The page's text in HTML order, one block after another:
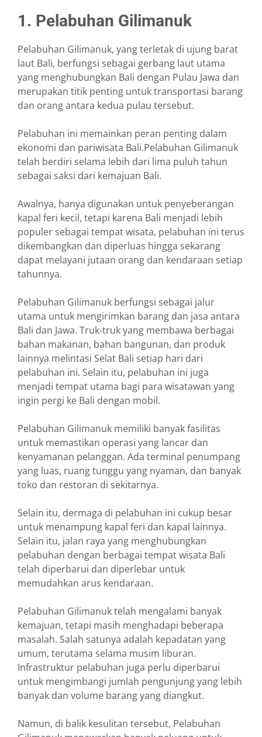
1. Pelabuhan Gilimanuk
Pelabuhan Gilimanuk, yang terletak di ujung barat
laut Bali, berfungsi sebagai gerbang laut utama
yang menghubungkan Bali dengan Pulau Jawa dan
merupakan titik penting untuk transportasi barang
dan orang antara kedua pulau tersebut.
Pelabuhan ini memainkan peran penting dalam
ekonomi dan pariwisata Bali.Pelabuhan Gilimanuk
telah berdiri selama lebih dari lima puluh tahun
sebagai saksi dari kemajuan Bali.
Awalnya, hanya digunakan untuk penyeberangan
kapal feri kecil, tetapi karena Bali menjadi lebih
populer sebagai tempat wisata, pelabuhan ini terus
dikembangkan dan diperluas hingga sekarang
dapat melayani jutaan orang dan kendaraan setiap
tahunnya.
Pelabuhan Gilimanuk berfungsi sebagai jalur
utama untuk mengirimkan barang dan jasa antara
Bali dan Jawa. Truk-truk yang membawa berbagai
bahan makanan, bahan bangunan, dan produk
lainnya melintasi Selat Bali setiap hari dari
pelabuhan ini. Selain itu, pelabuhan ini juga
menjadi tempat utama bagi para wisatawan yang
ingin pergi ke Bali dengan mobil.
Pelabuhan Gilimanuk memiliki banyak fasilitas
untuk memastikan operasi yang lancar dan
kenyamanan pelanggan. Ada terminal penumpang
yang luas, ruang tunggu yang nyaman, dan banyak
toko dan restoran di sekitarnya.
Selain itu, dermaga di pelabuhan ini cukup besar
untuk menampung kapal feri dan kapal lainnya.
Selain itu, jalan raya yang menghubungkan
pelabuhan dengan berbagai tempat wisata Bali
telah diperbarui dan diperlebar untuk
memudahkan arus kendaraan.
Pelabuhan Gilimanuk telah mengalami banyak
kemajuan, tetapi masih menghadapi beberapa
masalah. Salah satunya adalah kepadatan yang
umum, terutama selama musim liburan.
Infrastruktur pelabuhan juga perlu diperbarui
untuk mengimbangi jumlah pengunjung yang lebih
banyak dan volume barang yang diangkut.
Namun, di balik kesulitan tersebut, Pelabuhan